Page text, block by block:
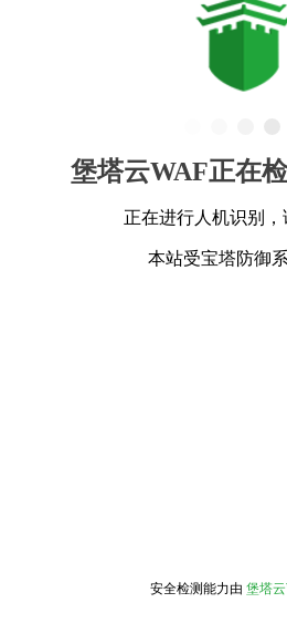
堡塔云WAF正在
正在进行人机识别，
本站受宝塔防御
安全检测能力由 堡塔